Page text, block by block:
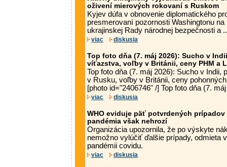
oživení mierových rokovaní s Ruskom
Kyjev dúfa v obnovenie diplomatického
presmerovaní pozornosti Washingtonu
ukrajinskej Rady národnej bezpečnosti a
viac diskusia
Top foto dňa (7. máj 2026): Sucho v
víťazstva, voľby v Británii, ceny PHM a
Top foto dňa (7. máj 2026): Sucho v
v Rusku, voľby v Británii, ceny
[photo id="2406746" /] Top foto dňa (7.
viac diskusia
WHO eviduje päť potvrdených
pandémia však nehrozí
Organizácia upozornila, že po výskyte
nemožno vylúčiť ďalšie prípady, odmieta
pandémii covidu.
viac diskusia